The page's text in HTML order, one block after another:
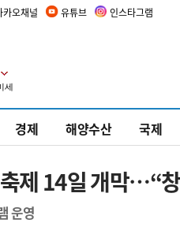
카오채널 유튜브 인스타그램
경제 해양수산 국제
제 14일 개막…“
운영